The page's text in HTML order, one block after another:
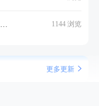
1144 浏览
更多更新